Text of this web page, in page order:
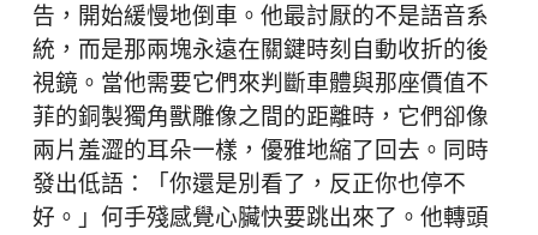
告，開始緩慢地倒車。他最討厭的不是語音系
統，而是那兩塊永遠在關鍵時刻自動收折的後
視鏡。當他需要它們來判斷車體與那座價值不
菲的銅製獨角獸雕像之間的距離時，它們卻像
兩片羞澀的耳朵一樣，優雅地縮了回去。同時
發出低語：「你還是別看了，反正你也停不
好。」何手殘感覺心臟快要跳出來了。他轉頭